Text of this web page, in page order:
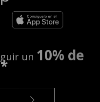
un 10% de